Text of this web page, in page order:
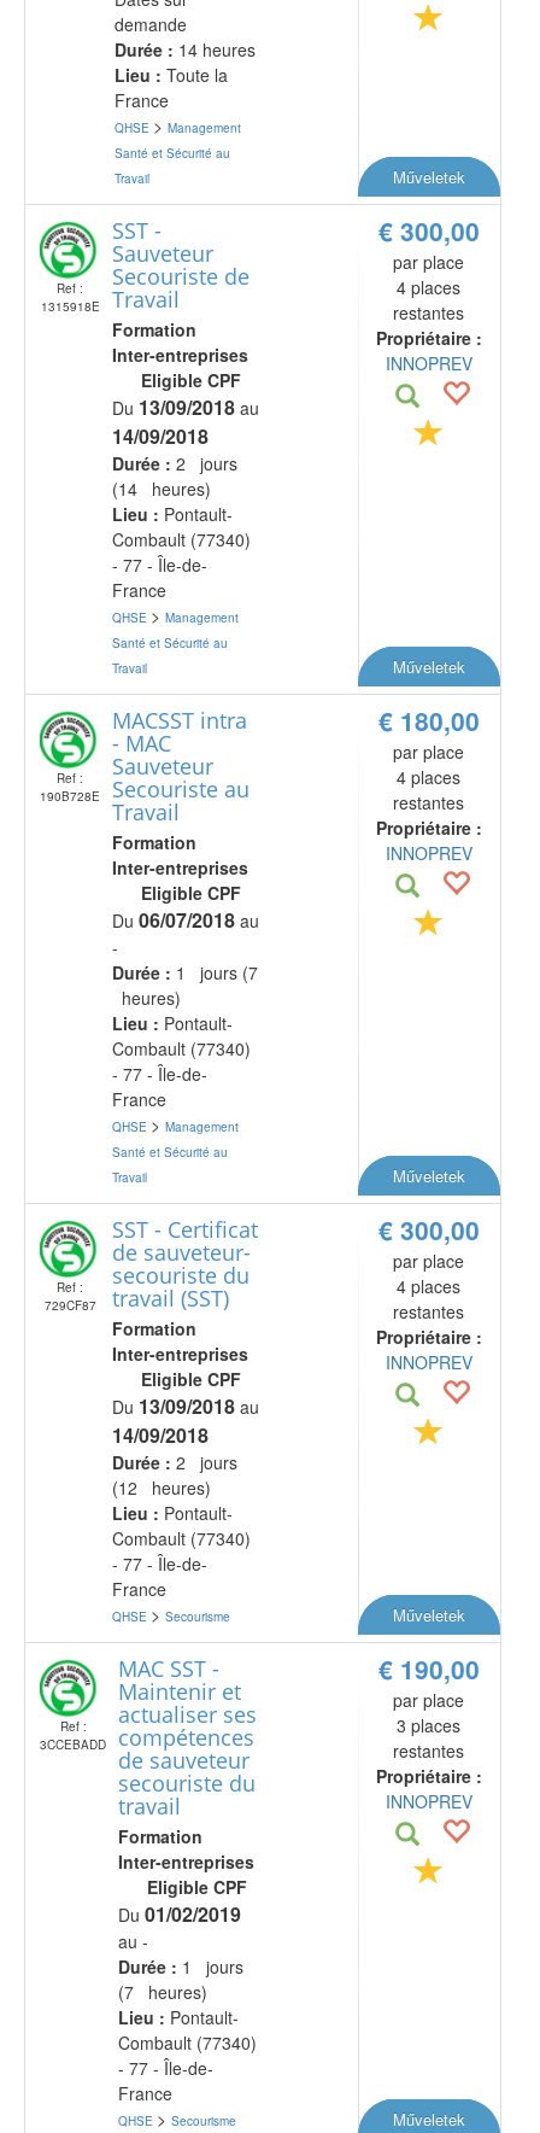
demande
Durée : 14 heures
Lieu : Toute la
France
QHSE > Management
Santé et Sécurité au
Travail
Műveletek
Ref :
1315918E
SST -
Sauveteur
Secouriste de
Travail
Formation
Inter-entreprises
Eligible CPF
Du 13/09/2018 au
14/09/2018
Durée : 2 jours
(14 heures)
Lieu : Pontault-
Combault (77340)
- 77 - Île-de-
France
QHSE > Management
Santé et Sécurité au
Travail
€ 300,00
par place
4 places
restantes
Propriétaire :
INNOPREV
Műveletek
Ref :
190B728E
MACSST intra
- MAC
Sauveteur
Secouriste au
Travail
Formation
Inter-entreprises
Eligible CPF
Du 06/07/2018 au
-
Durée : 1 jours (7
heures)
Lieu : Pontault-
Combault (77340)
- 77 - Île-de-
France
QHSE > Management
Santé et Sécurité au
Travail
€ 180,00
par place
4 places
restantes
Propriétaire :
INNOPREV
Műveletek
Ref :
729CF87
SST - Certificat
de sauveteur-
secouriste du
travail (SST)
Formation
Inter-entreprises
Eligible CPF
Du 13/09/2018 au
14/09/2018
Durée : 2 jours
(12 heures)
Lieu : Pontault-
Combault (77340)
- 77 - Île-de-
France
QHSE > Secourisme
€ 300,00
par place
4 places
restantes
Propriétaire :
INNOPREV
Műveletek
Ref :
3CCEBADD
MAC SST -
Maintenir et
actualiser ses
compétences
de sauveteur
secouriste du
travail
Formation
Inter-entreprises
Eligible CPF
Du 01/02/2019
au -
Durée : 1 jours
(7 heures)
Lieu : Pontault-
Combault (77340)
- 77 - Île-de-
France
QHSE > Secourisme
€ 190,00
par place
3 places
restantes
Propriétaire :
INNOPREV
Műveletek